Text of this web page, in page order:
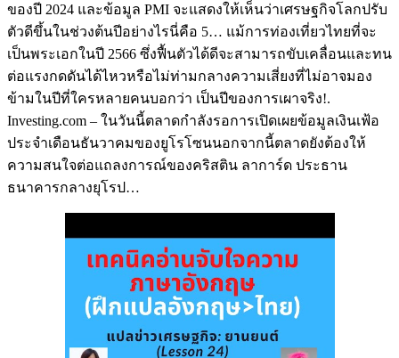
ของปี 2024 และข้อมูล PMI จะแสดงให้เห็นว่าเศรษฐกิจโลกปรับ
ตัวดีขึ้นในช่วงต้นปีอย่างไรนี่คือ 5… แม้การท่องเที่ยวไทยที่จะ
เป็นพระเอกในปี 2566 ซึ่งฟื้นตัวได้ดีจะสามารถขับเคลื่อนและทน
ต่อแรงกดดันได้ไหวหรือไม่ท่ามกลางความเสี่ยงที่ไม่อาจมอง
ข้ามในปีที่ใครหลายคนบอกว่า เป็นปีของการเผาจริง!.
Investing.com – ในวันนี้ตลาดกำลังรอการเปิดเผยข้อมูลเงินเฟ้อ
ประจำเดือนธันวาคมของยูโรโซนนอกจากนี้ตลาดยังต้องให้
ความสนใจต่อแถลงการณ์ของคริสติน ลาการ์ด ประธาน
ธนาคารกลางยุโรป…